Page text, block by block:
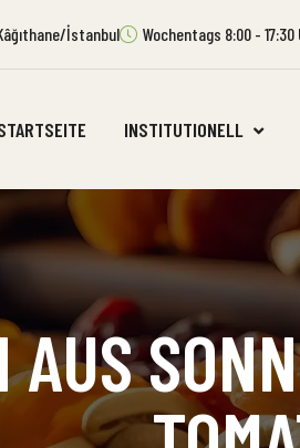
Kâğıthane/İstanbul Wochentags 8:00 - 17:30
INSTITUTIONELL